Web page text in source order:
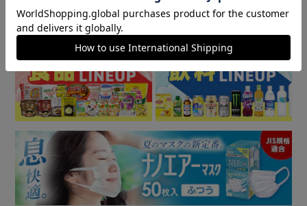
商品情報
▼ 食品・飲料おすすめ ▼